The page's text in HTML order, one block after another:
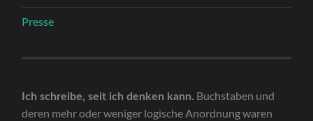
Presse
Ich schreibe, seit ich denken kann. Buchstaben und
deren mehr oder weniger logische Anordnung waren